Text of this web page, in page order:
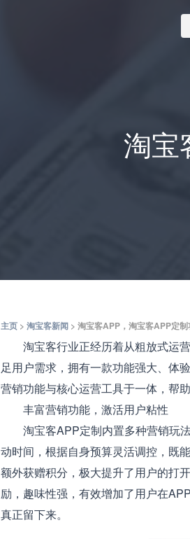
淘宝
主页 > 淘宝客新闻 > 淘宝客APP，淘宝客APP定
淘宝客行业正经历着从粗放式运营
足用户需求，拥有一款功能强大、体
营销功能与核心运营工具于一体，帮
丰富营销功能，激活用户粘性
淘宝客APP定制内置多种营销玩法
动时间，根据自身预算灵活调控，既
额外获赠积分，极大提升了用户的打
励，趣味性强，有效增加了用户在
真正留下来。